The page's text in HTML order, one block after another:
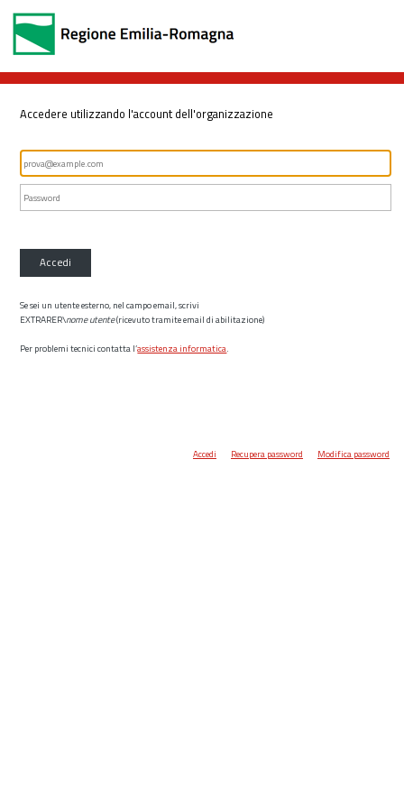
Accedere utilizzando l'account dell'organizzazione
Accedi
Se sei un utente esterno, nel campo email, scrivi
EXTRARER\nome utente(ricevuto tramite email di abilitazione)
Per problemi tecnici contatta l’assistenza informatica.
Accedi Recupera password Modifica password